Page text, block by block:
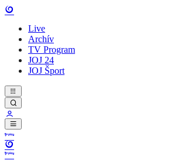
Live
Archív
TV Program
JOJ 24
JOJ Šport